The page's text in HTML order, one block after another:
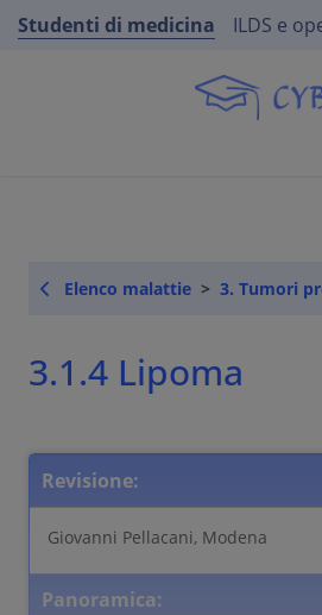
Studenti di medicina ILDS e
Elenco malattie 3. Tumori
3.1.4 Lipoma
Revisione:
Giovanni Pellacani, Modena
Panoramica: